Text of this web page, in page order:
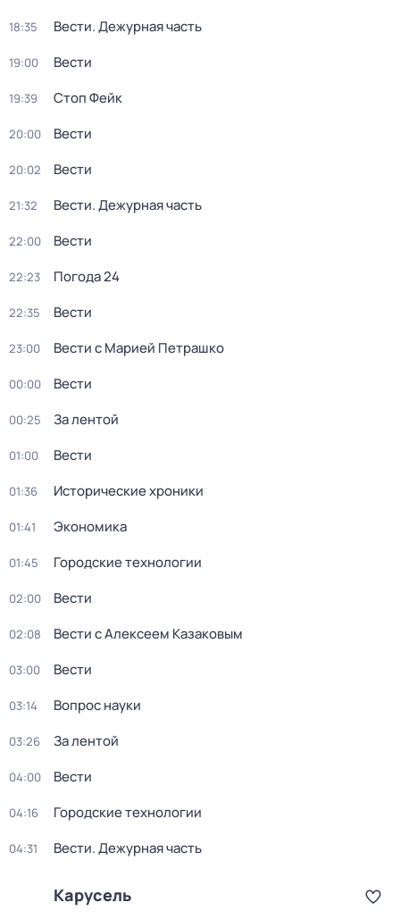
18:35 Вести. Дежурная часть
19:00 Вести
19:39 Стоп Фейк
20:00 Вести
20:02 Вести
21:32 Вести. Дежурная часть
22:00 Вести
22:23 Погода 24
22:35 Вести
23:00 Вести с Марией Петрашко
00:00 Вести
00:25 За лентой
01:00 Вести
01:36 Исторические хроники
01:41 Экономика
01:45 Городские технологии
02:00 Вести
02:08 Вести с Алексеем Казаковым
03:00 Вести
03:14 Вопрос науки
03:26 За лентой
04:00 Вести
04:16 Городские технологии
04:31 Вести. Дежурная часть
Карусель